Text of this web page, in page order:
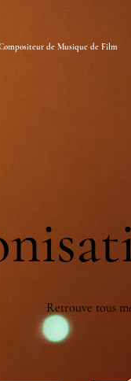
de Musique de Film
Retrouve tous